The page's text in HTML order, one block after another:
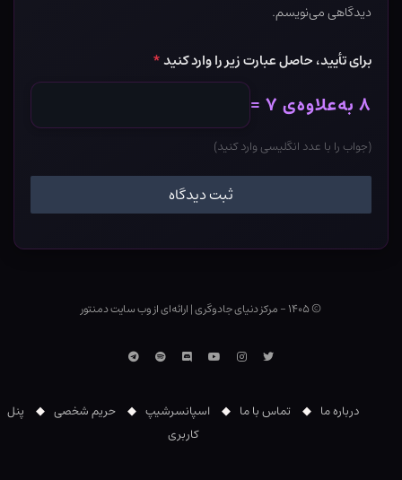
دیدگاهی می‌نویسم.
برای تأیید، حاصل عبارت زیر را وارد کنید*
۸ به‌علاوه‌ی ۷ =
(جواب را با عدد انگلیسی وارد کنید)
© ۱۴۰۵ - مرکز دنیای جادوگری |ارائه‌ای از وب ‌سایت دمنتور
توییتراینستاگرامیوتوبDiscordاسپاتیفایتلگرام
درباره ما تماس با ما اسپانسرشیپ حریم شخصی
پنل
کاربری